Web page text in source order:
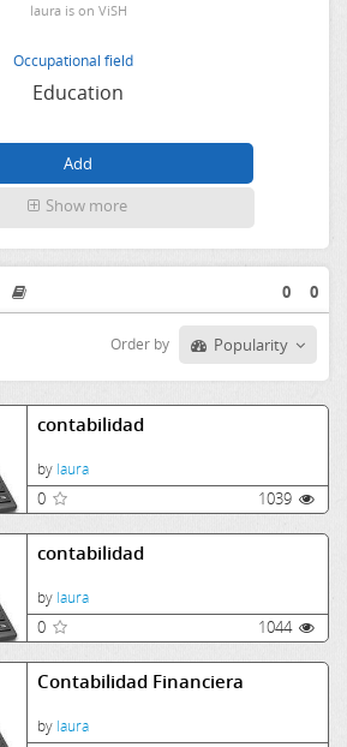
laura is on ViSH
Occupational field
Education
Show more
0
0
Order by Popularity
contabilidad
by laura
0 1039
contabilidad
by laura
0 1044
Contabilidad Financiera
by laura